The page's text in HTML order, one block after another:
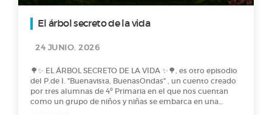
El árbol secreto de la vida
24 JUNIO. 2026
🌳✨ EL ÁRBOL SECRETO DE LA VIDA ✨🌳, es otro episodio
del P.de I. "Buenavista, BuenasOndas" , un cuento creado
por tres alumnas de 4º Primaria en el que nos cuentan
como un grupo de niños y niñas se embarca en una